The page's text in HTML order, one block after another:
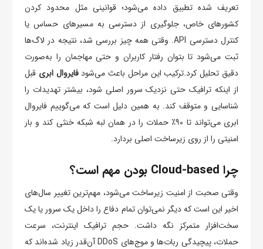
تعریف شده تطبیق داده می‌شود؛ قوانینی مثل محدود کردن
کشورهای خاص، جلوگیری از دسترسی به مسیرهای حساس یا
کنترل دسترسی API. وقتی همه چیز بررسی شد، نتیجه در لاگ‌ها
ثبت می‌شود تا بتوان رفتار کاربران و حتی مهاجمان را به‌صورت
دقیق تحلیل کرد.ترکیب این مراحل باعث می‌شودفایروال ابری قبل
از اینکه ترافیک حتی نزدیک سرور اصلی شود، بیشتر تهدیدات را
شناسایی و متوقف کند. به همین دلیل است که می‌گوییم فایروال
ابری می‌تواند تا ۹۰٪ حملات را در همان لبه شبکه خنثی کند و بار
امنیتی را از روی زیرساخت اصلی بردارد.
چرا Cloud-based بودن مهم است؟
وقتی صحبت از امنیت زیرساخت می‌شود، مهم‌ترین تغییر سال‌های
اخیر این است که دیگر نمی‌توان تمام دفاع را داخل یک سرور یا یک
سخت‌افزار متمرکز نگه داشت. حجم ترافیک اینترنت، سرعت
حملات، پیچیدگی ربات‌ها و موج‌های DDoS آن‌قدر زیاد شده‌اند که